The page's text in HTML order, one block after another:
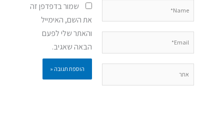
שמור בדפדפן זה
את השם, האימייל
והאתר שלי לפעם
הבאה שאגיב.